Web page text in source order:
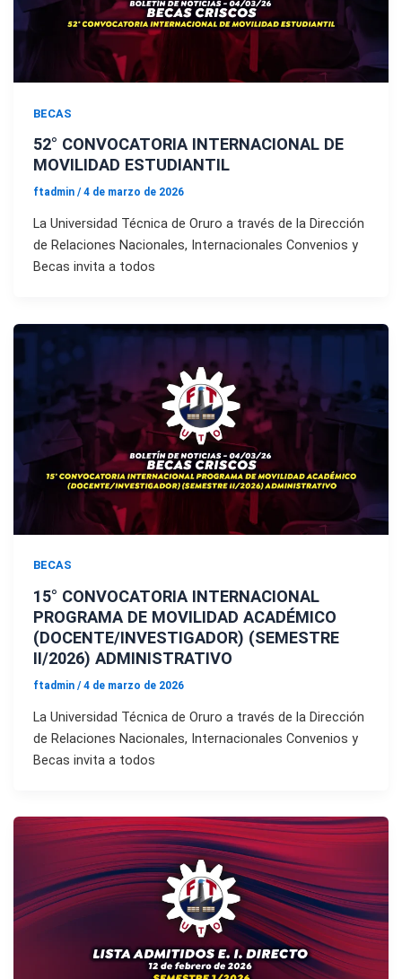
BECAS
52° CONVOCATORIA INTERNACIONAL DE
MOVILIDAD ESTUDIANTIL
ftadmin /4 de marzo de 2026
La Universidad Técnica de Oruro a través de la Dirección
de Relaciones Nacionales, Internacionales Convenios y
Becas invita a todos
BECAS
15° CONVOCATORIA INTERNACIONAL
PROGRAMA DE MOVILIDAD ACADÉMICO
(DOCENTE/INVESTIGADOR) (SEMESTRE
II/2026) ADMINISTRATIVO
ftadmin /4 de marzo de 2026
La Universidad Técnica de Oruro a través de la Dirección
de Relaciones Nacionales, Internacionales Convenios y
Becas invita a todos